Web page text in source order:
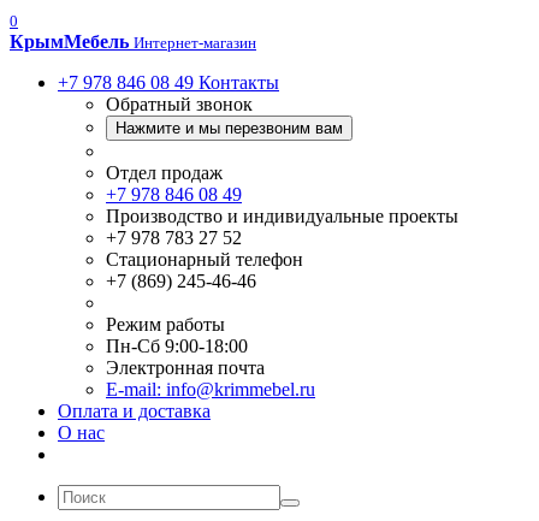
0
КрымМебель Интернет-магазин
+7 978 846 08 49 Контакты
Обратный звонок
Нажмите и мы перезвоним вам
Отдел продаж
+7 978 846 08 49
Производство и индивидуальные проекты
+7 978 783 27 52
Стационарный телефон
+7 (869) 245-46-46
Режим работы
Пн-Сб 9:00-18:00
Электронная почта
E-mail: info@krimmebel.ru
Оплата и доставка
О нас